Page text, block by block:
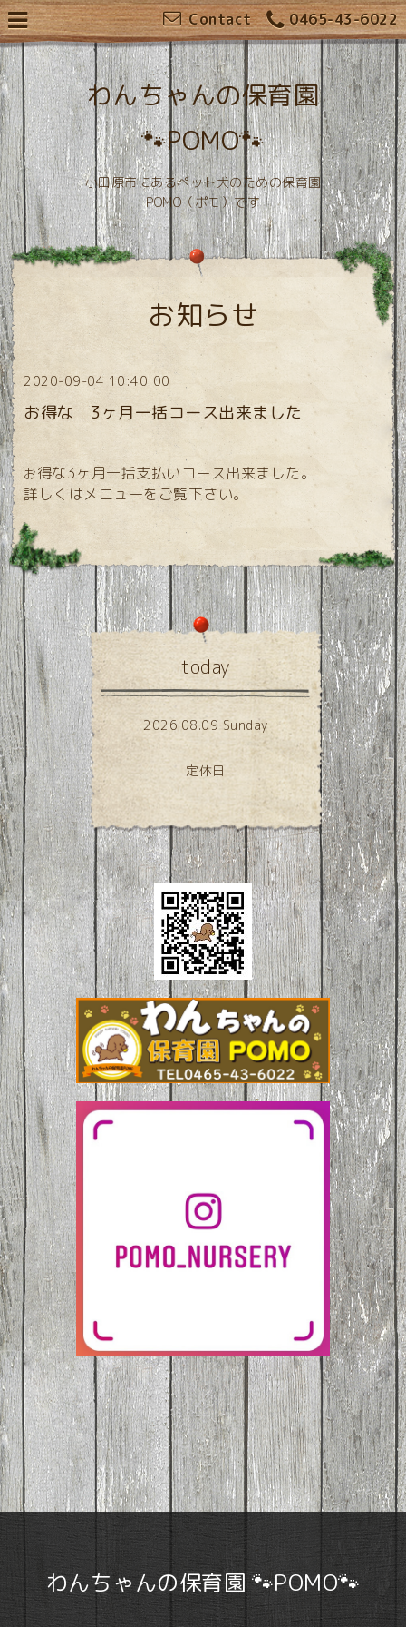
0465-43-6022
Contact
わんちゃんの保育園
🐾POMO🐾
小田原市にあるペット犬のための保育園
POMO（ポモ）です
お知らせ
2020-09-04 10:40:00
お得な 3ヶ月一括コース出来ました
お得な3ヶ月一括支払いコース出来ました。
詳しくはメニューをご覧下さい。
today
2026.08.09 Sunday
定休日
わんちゃんの保育園 🐾POMO🐾